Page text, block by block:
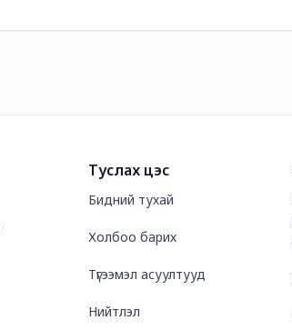
Туслах цэс
Бидний тухай
Холбоо барих
Түгээмэл асуултууд
Нийтлэл